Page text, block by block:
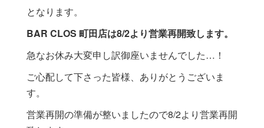
となります。
BAR CLOS 町田店は8/2より営業再開致します。
急なお休み大変申し訳御座いませんでした…！
ご心配して下さった皆様、ありがとうございま
す。
営業再開の準備が整いましたので8/2より営業再開